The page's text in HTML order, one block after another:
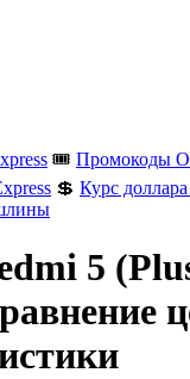
🎟️ Промокоды
💲 Курс
5